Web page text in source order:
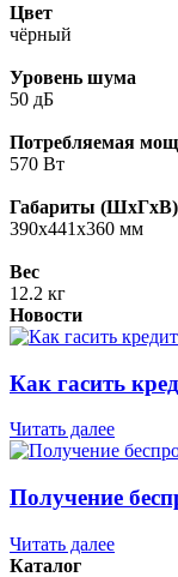
Цвет
чёрный
Уровень шума
50 дБ
Потребляемая
570 Вт
Габариты (ШхГхВ)
390x441x360 мм
Вес
12.2 кг
Новости
Как гасить
Читать далее
Получение
Читать далее
Каталог